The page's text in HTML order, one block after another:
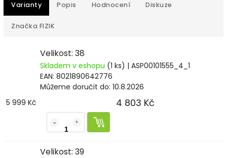
Varianty Popis Hodnocení Diskuze
Značka FIZIK
Velikost: 38
Skladem v eshopu (1 ks) | ASP00101555_4_1
EAN: 8021890642776
Můžeme doručit do: 10.8.2026
5 999 Kč
4 803 Kč
Velikost: 39